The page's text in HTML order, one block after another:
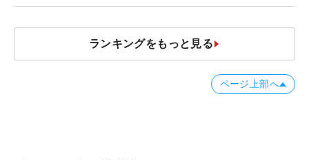
ランキングをもっと見る
ページ上部へ